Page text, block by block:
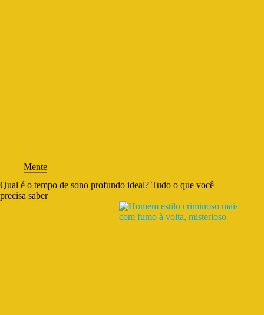
Mente
Qual é o tempo de sono profundo ideal? Tudo o que você
precisa saber